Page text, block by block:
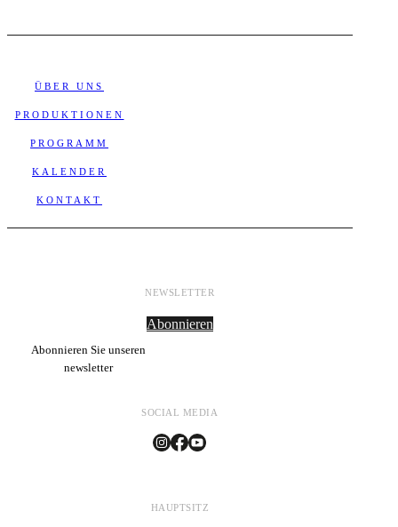
ÜBER UNS
PRODUKTIONEN
PROGRAMM
KALENDER
KONTAKT
NEWSLETTER
Abonnieren
Abonnieren Sie unseren
newsletter
SOCIAL MEDIA
HAUPTSITZ